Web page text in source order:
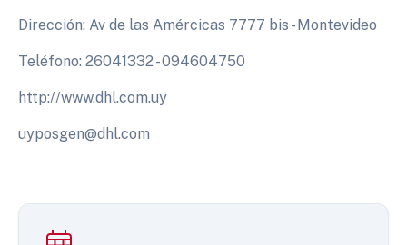
Dirección: Av de las Amércicas 7777 bis - Montevideo
Teléfono: 26041332 - 094604750
http://www.dhl.com.uy
uyposgen@dhl.com